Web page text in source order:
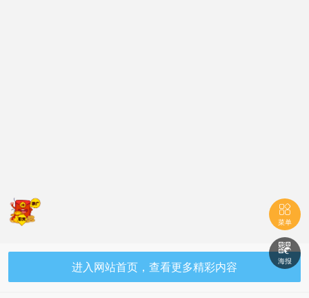
进入网站首页，查看更多精彩内容

菜单

海报